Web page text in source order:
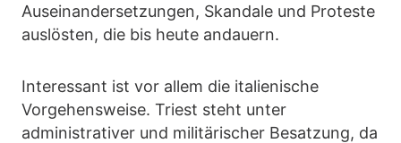
Auseinandersetzungen, Skandale und Proteste
auslösten, die bis heute andauern.
Interessant ist vor allem die italienische
Vorgehensweise. Triest steht unter
administrativer und militärischer Besatzung, da